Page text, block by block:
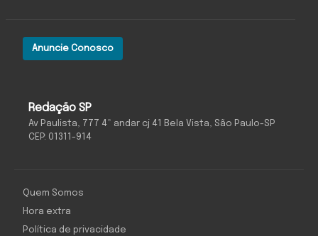
Redação SP
Av Paulista, 777 4º andar cj 41 Bela Vista, São Paulo-SP
CEP: 01311-914
Anuncie Conosco
Quem Somos
Hora extra
Política de privacidade